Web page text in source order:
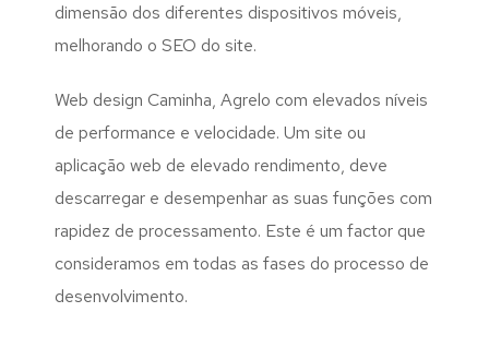
dimensão dos diferentes dispositivos móveis,
melhorando o SEO do site.
Web design Caminha, Agrelo com elevados níveis
de performance e velocidade. Um site ou
aplicação web de elevado rendimento, deve
descarregar e desempenhar as suas funções com
rapidez de processamento. Este é um factor que
consideramos em todas as fases do processo de
desenvolvimento.